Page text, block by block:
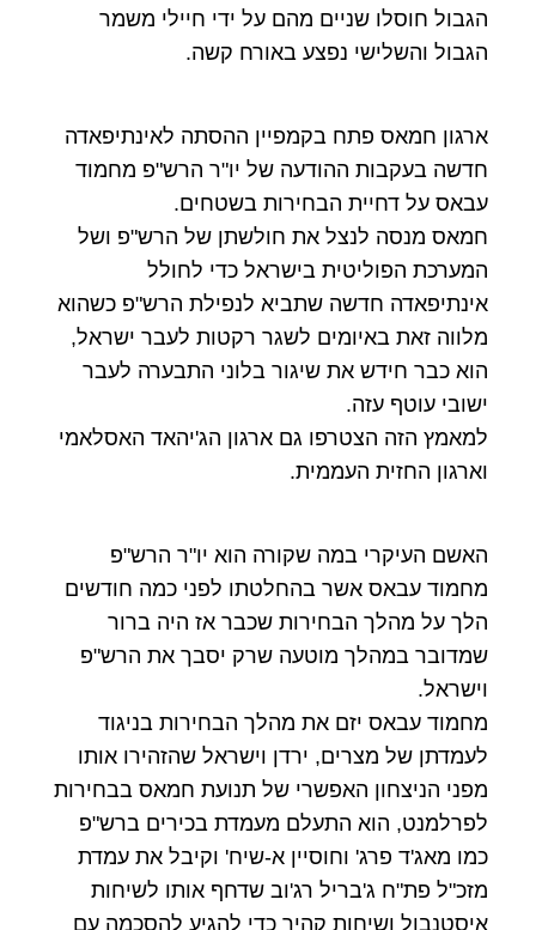
הגבול חוסלו שניים מהם על ידי חיילי משמר
הגבול והשלישי נפצע באורח קשה.
ארגון חמאס פתח בקמפיין ההסתה לאינתיפאדה
חדשה בעקבות ההודעה של יו"ר הרש"פ מחמוד
עבאס על דחיית הבחירות בשטחים.
חמאס מנסה לנצל את חולשתן של הרש"פ ושל
המערכת הפוליטית בישראל כדי לחולל
אינתיפאדה חדשה שתביא לנפילת הרש"פ כשהוא
מלווה זאת באיומים לשגר רקטות לעבר ישראל,
הוא כבר חידש את שיגור בלוני התבערה לעבר
ישובי עוטף עזה.
למאמץ הזה הצטרפו גם ארגון הג'יהאד האסלאמי
וארגון החזית העממית.
האשם העיקרי במה שקורה הוא יו"ר הרש"פ
מחמוד עבאס אשר בהחלטתו לפני כמה חודשים
הלך על מהלך הבחירות שכבר אז היה ברור
שמדובר במהלך מוטעה שרק יסבך את הרש"פ
וישראל.
מחמוד עבאס יזם את מהלך הבחירות בניגוד
לעמדתן של מצרים, ירדן וישראל שהזהירו אותו
מפני הניצחון האפשרי של תנועת חמאס בבחירות
לפרלמנט, הוא התעלם מעמדת בכירים ברש"פ
כמו מאג'ד פרג' וחוסיין א-שיח' וקיבל את עמדת
מזכ"ל פת"ח ג'בריל רג'וב שדחף אותו לשיחות
איסטנבול ושיחות קהיר כדי להגיע להסכמה עם